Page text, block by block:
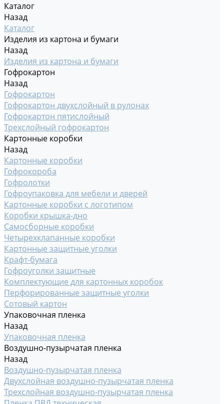
Каталог
Назад
Каталог
Изделия из картона и бумаги
Назад
Изделия из картона и бумаги
Гофрокартон
Назад
Гофрокартон
Гофрокартон двухслойный в рулонах
Гофрокартон пятислойный
Трехслойный гофрокартон
Картонные коробки
Назад
Картонные коробки
Гофрокороба
Гофролотки
Гофроупаковка для мебели и дверей
Картонные коробки с логотипом
Коробки крышка-дно
Самосборные коробки
Четырехклапанные коробки
Картонные защитные уголки
Крафт-бумага
Гофроуголки защитные
Комплектующие для картонных коробок
Перфорированные защитные уголки
Сотовый картон
Упаковочная пленка
Назад
Упаковочная пленка
Воздушно-пузырчатая пленка
Назад
Воздушно-пузырчатая пленка
Двухслойная воздушно-пузырчатая пленка
Трехслойная воздушно-пузырчатая пленка